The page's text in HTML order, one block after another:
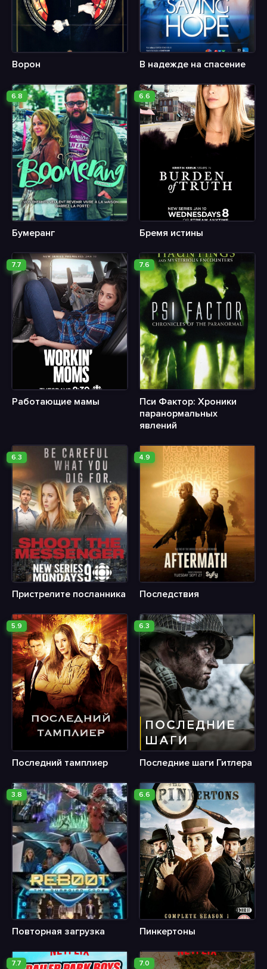
Ворон В надежде на спасение
6.8
Бумеранг
6.6
Бремя истины
7.7
Работающие мамы
7.6
Пси Фактор: Хроники
паранормальных
явлений
6.3
Пристрелите посланника
4.9
Последствия
5.9
Последний тамплиер
6.3
Последние шаги Гитлера
3.8
Повторная загрузка
6.6
Пинкертоны
7.7 7.0